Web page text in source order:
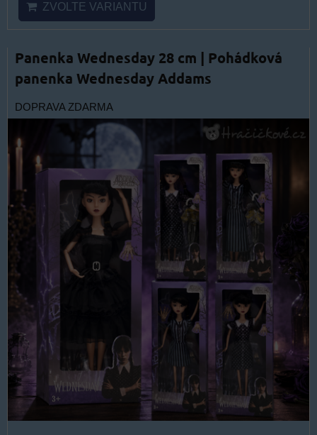
ZVOLTE VARIANTU
Panenka Wednesday 28 cm | Pohádková
panenka Wednesday Addams
DOPRAVA ZDARMA